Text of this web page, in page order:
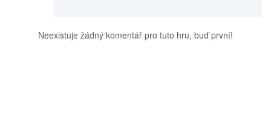
Neexistuje žádný komentář pro tuto hru, buď první!